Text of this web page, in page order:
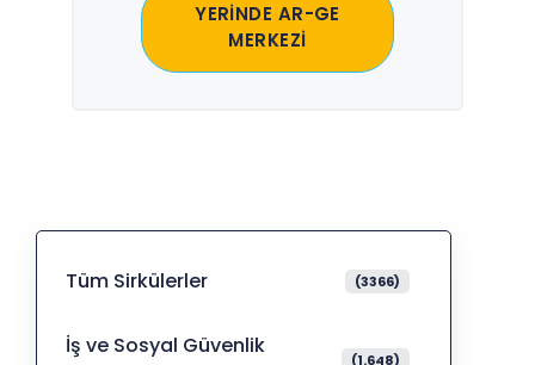
YERİNDE AR-GE
MERKEZİ
Tüm Sirkülerler (3366)
İş ve Sosyal Güvenlik
(1.648)